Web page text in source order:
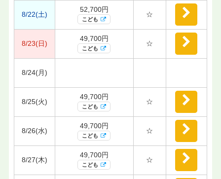
8/22(土)
52,700円
こども
☆
8/23(日)
49,700円
こども
☆
8/24(月)
8/25(火)
49,700円
こども
☆
8/26(水)
49,700円
こども
☆
8/27(木)
49,700円
こども
☆